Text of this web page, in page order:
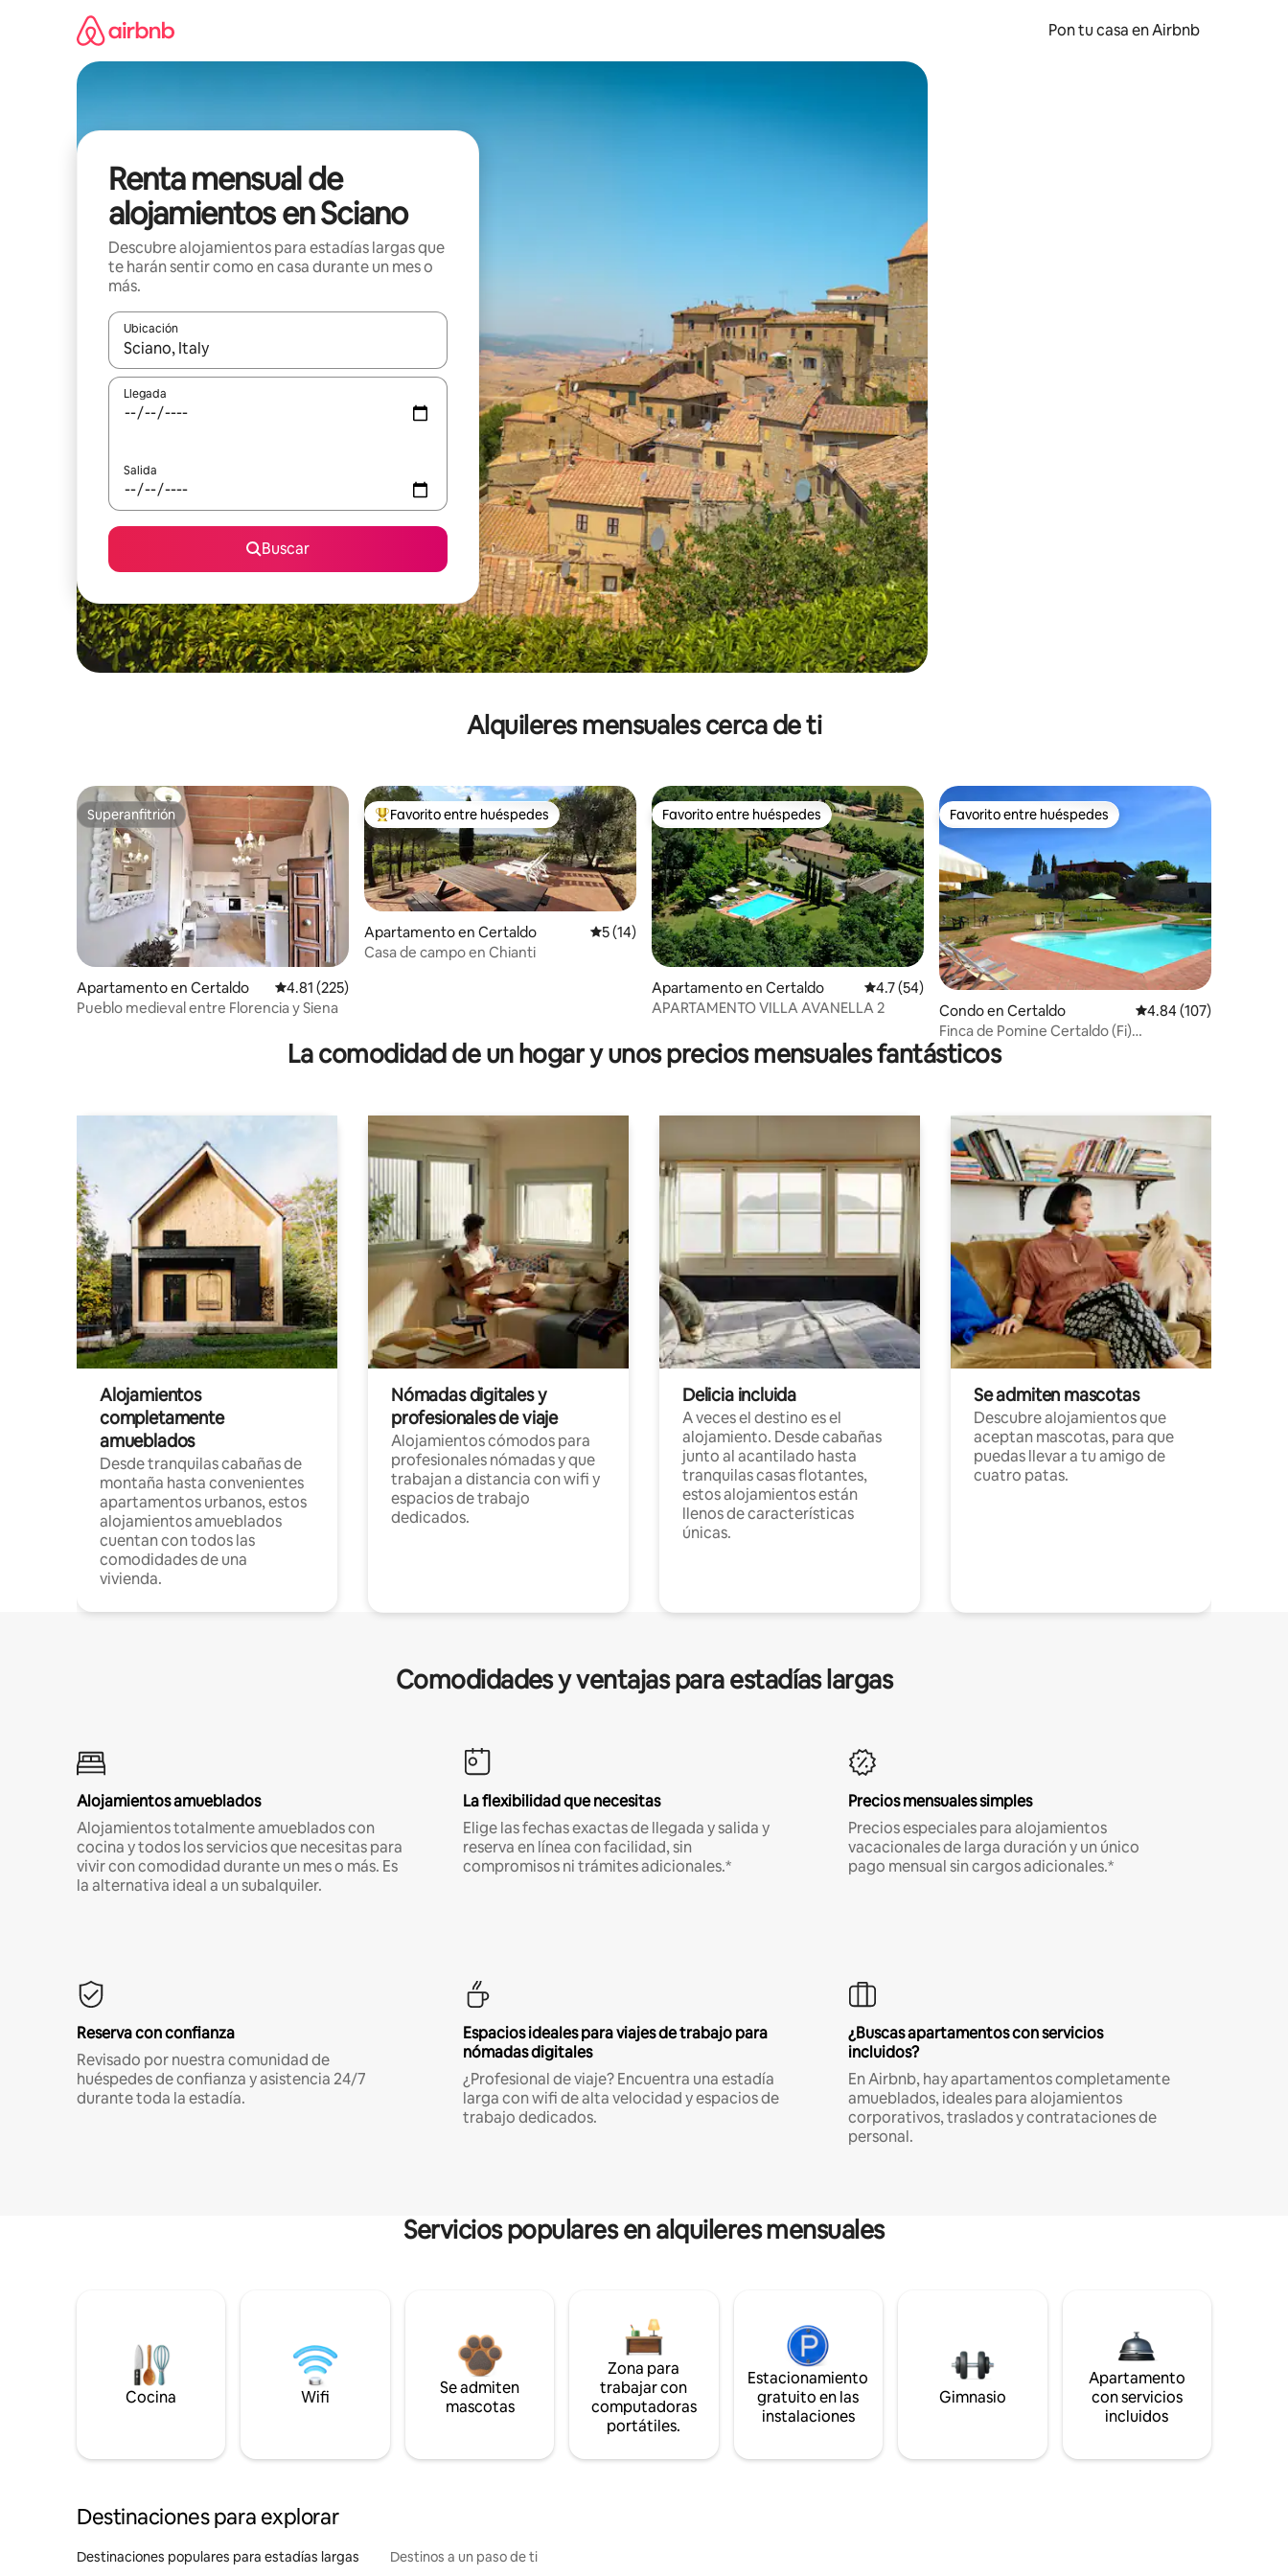
Pon tu casa en Airbnb
Renta mensual de
alojamientos en Sciano
Descubre alojamientos para estadías largas que
te harán sentir como en casa durante un mes o
más.
Ubicación
Cuando los resultados estén disponibles, navega con las teclas de flecha hacia arriba y hacia abajo o explora con el tacto o desliza el dedo.
Llegada
Salida
Buscar
Alquileres mensuales cerca de ti
Superanfitrión
Superanfitrión
Apartamento en Certaldo Calificación promedio: 4.81 de 5, 225 reseñas
4.81 (225)
Pueblo medieval entre Florencia y Siena
Favorito entre huéspedes preferido
Favorito entre huéspedes
Apartamento en Certaldo Calificación promedio: 5 de 5, 14 reseñas
5 (14)
Casa de campo en Chianti
Favorito entre huéspedes
Favorito entre huéspedes
Apartamento en Certaldo Calificación promedio: 4.7 de 5, 54 reseñas
4.7 (54)
APARTAMENTO VILLA AVANELLA 2
Favorito entre huéspedes
Favorito entre huéspedes
Condo en Certaldo Calificación promedio:
4.84 (107)
Finca de Pomine Certaldo (Fi)
Apartamento Edera
La comodidad de un hogar y unos precios mensuales fantásticos
Alojamientos
completamente
amueblados
Desde tranquilas cabañas de
montaña hasta convenientes
apartamentos urbanos, estos
alojamientos amueblados
cuentan con todos las
comodidades de una
vivienda.
Nómadas digitales y
profesionales de viaje
Alojamientos cómodos para
profesionales nómadas y que
trabajan a distancia con wifi y
espacios de trabajo
dedicados.
Delicia incluida
A veces el destino es el
alojamiento. Desde cabañas
junto al acantilado hasta
tranquilas casas flotantes,
estos alojamientos están
llenos de características
únicas.
Se admiten mascotas
Descubre alojamientos que
aceptan mascotas, para que
puedas llevar a tu amigo de
cuatro patas.
Comodidades y ventajas para estadías largas
Alojamientos amueblados
Alojamientos totalmente amueblados con
cocina y todos los servicios que necesitas para
vivir con comodidad durante un mes o más. Es
la alternativa ideal a un subalquiler.
La flexibilidad que necesitas
Elige las fechas exactas de llegada y salida y
reserva en línea con facilidad, sin
compromisos ni trámites adicionales.*
Precios mensuales simples
Precios especiales para alojamientos
vacacionales de larga duración y un único
pago mensual sin cargos adicionales.*
Reserva con confianza
Revisado por nuestra comunidad de
huéspedes de confianza y asistencia 24/7
durante toda la estadía.
Espacios ideales para viajes de trabajo para
nómadas digitales
¿Profesional de viaje? Encuentra una estadía
larga con wifi de alta velocidad y espacios de
trabajo dedicados.
¿Buscas apartamentos con servicios
incluidos?
En Airbnb, hay apartamentos completamente
amueblados, ideales para alojamientos
corporativos, traslados y contrataciones de
personal.
Servicios populares en alquileres mensuales
Cocina Wifi
Se admiten
mascotas
Zona para
trabajar con
computadoras
portátiles.
Estacionamiento
gratuito en las
instalaciones
Gimnasio
Apartamento
con servicios
incluidos
Destinaciones para explorar
Destinaciones populares para estadías largas Destinos a un paso de ti